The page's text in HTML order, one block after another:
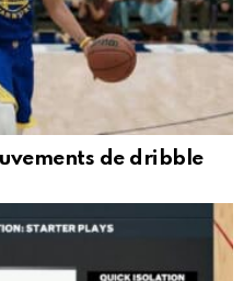
de dribble